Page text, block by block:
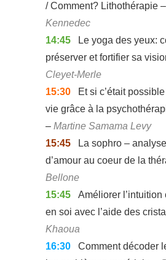
/ Comment? Lithothérapie –
Kennedec
14:45
Le yoga des yeux:
préserver et fortifier sa
Cleyet-Merle
15:30
Et si c’était
vie grâce à la
– Martine Samama Levy
15:45
La sophro –
d’amour au coeur de la
Bellone
15:45
Améliorer
en soi avec l’aide des
Khaoua
16:30
Comment décoder